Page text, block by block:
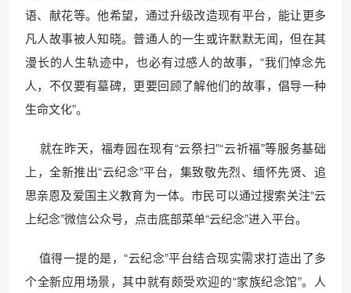
语、献花等。他希望，通过升级改造现有平台，能让更多
凡人故事被人知晓。普通人的一生或许默默无闻，但在其
漫长的人生轨迹中，也必有过感人的故事，“我们悼念先
人，不仅要有墓碑，更要回顾了解他们的故事，倡导一种
生命文化”。
就在昨天，福寿园在现有“云祭扫”“云祈福”等服务基础
上，全新推出“云纪念”平台，集致敬先烈、缅怀先贤、追
思亲恩及爱国主义教育为一体。市民可以通过搜索关注“云
上纪念”微信公众号，点击底部菜单“云纪念”进入平台。
值得一提的是，“云纪念”平台结合现实需求打造出了多
个全新应用场景，其中就有颇受欢迎的“家族纪念馆”。人